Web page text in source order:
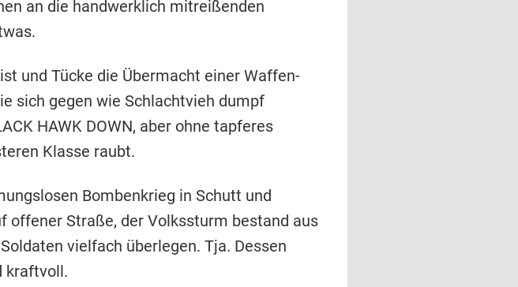
an die handwerklich mitreißenden
und Tücke die Übermacht einer Waffen-
sich gegen wie Schlachtvieh dumpf
HAWK DOWN, aber ohne tapferes
Klasse raubt.
Bombenkrieg in Schutt und
offener Straße, der Volkssturm bestand aus
vielfach überlegen. Tja. Dessen
kraftvoll.